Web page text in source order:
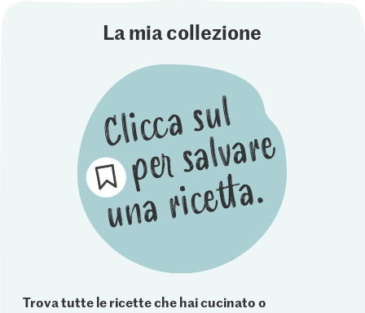
La mia collezione
Trova tutte le ricette che hai cucinato o